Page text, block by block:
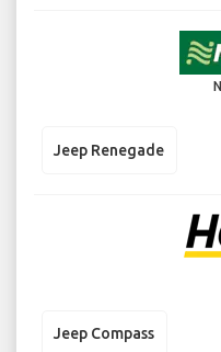
Jeep Renegade
Jeep Compass